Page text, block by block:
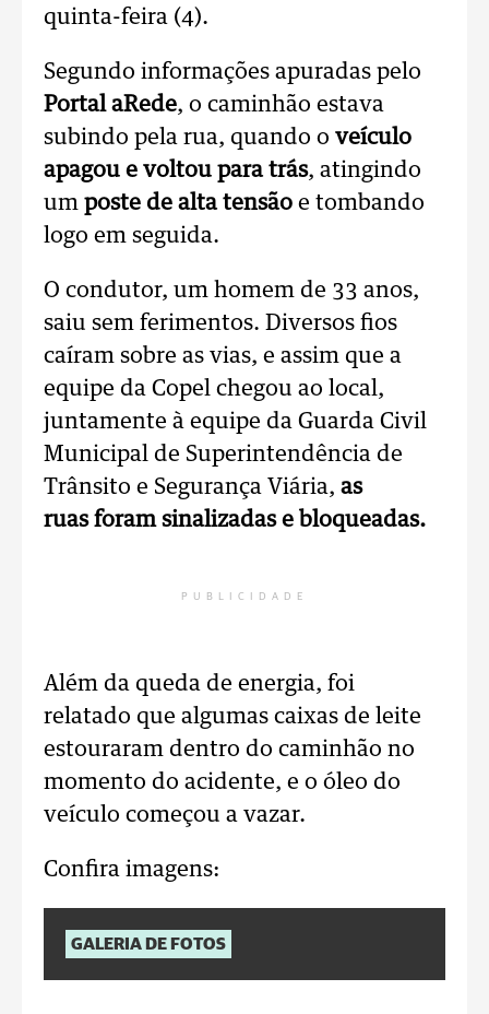
quinta-feira (4).
Segundo informações apuradas pelo
Portal aRede, o caminhão estava
subindo pela rua, quando o veículo
apagou e voltou para trás, atingindo
um poste de alta tensão e tombando
logo em seguida.
O condutor, um homem de 33 anos,
saiu sem ferimentos. Diversos fios
caíram sobre as vias, e assim que a
equipe da Copel chegou ao local,
juntamente à equipe da Guarda Civil
Municipal de Superintendência de
Trânsito e Segurança Viária, as
ruas foram sinalizadas e bloqueadas.
PUBLICIDADE
Além da queda de energia, foi
relatado que algumas caixas de leite
estouraram dentro do caminhão no
momento do acidente, e o óleo do
veículo começou a vazar.
Confira imagens:
GALERIA DE FOTOS